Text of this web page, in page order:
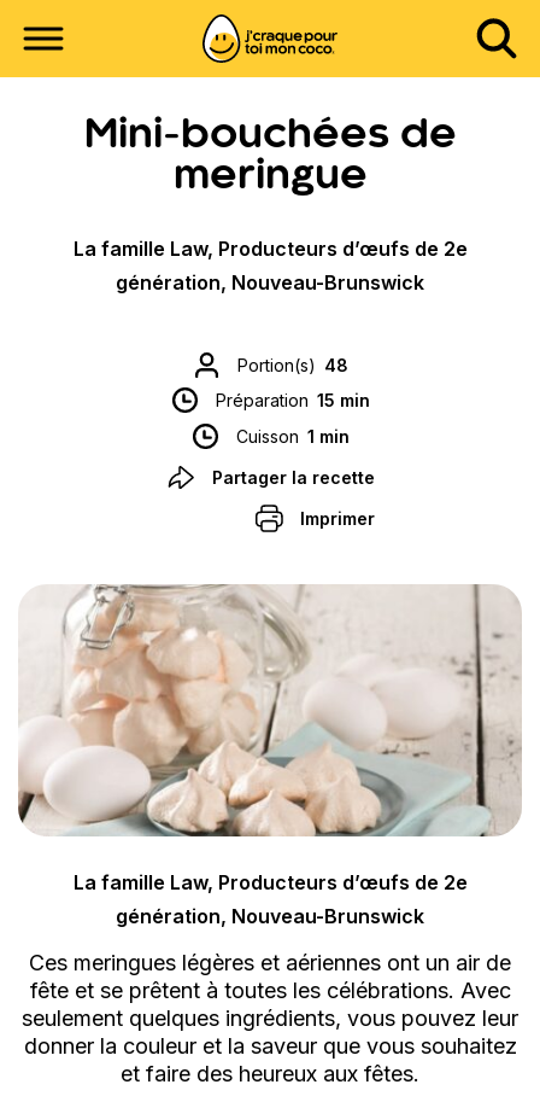
Mini-bouchées de
meringue
La famille Law, Producteurs d’œufs de 2e
génération, Nouveau-Brunswick
Portion(s) 48
Préparation 15 min
Cuisson 1 min
Partager la recette
Imprimer
La famille Law, Producteurs d’œufs de 2e
génération, Nouveau-Brunswick
Ces meringues légères et aériennes ont un air de
fête et se prêtent à toutes les célébrations. Avec
seulement quelques ingrédients, vous pouvez leur
donner la couleur et la saveur que vous souhaitez
et faire des heureux aux fêtes.